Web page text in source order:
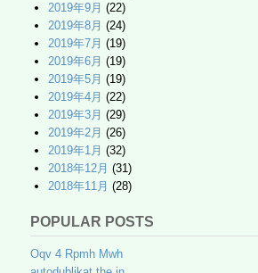
2019年9月 (22)
2019年8月 (24)
2019年7月 (19)
2019年6月 (19)
2019年5月 (19)
2019年4月 (22)
2019年3月 (29)
2019年2月 (26)
2019年1月 (32)
2018年12月 (31)
2018年11月 (28)
POPULAR POSTS
Oqv 4 Rpmh Mwh